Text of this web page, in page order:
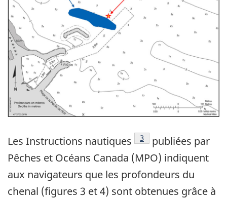
Les Instructions nautiques Note de bas de page
3
publiées par
Pêches et Océans Canada (MPO) indiquent
aux navigateurs que les profondeurs du
chenal (figures 3 et 4) sont obtenues grâce à